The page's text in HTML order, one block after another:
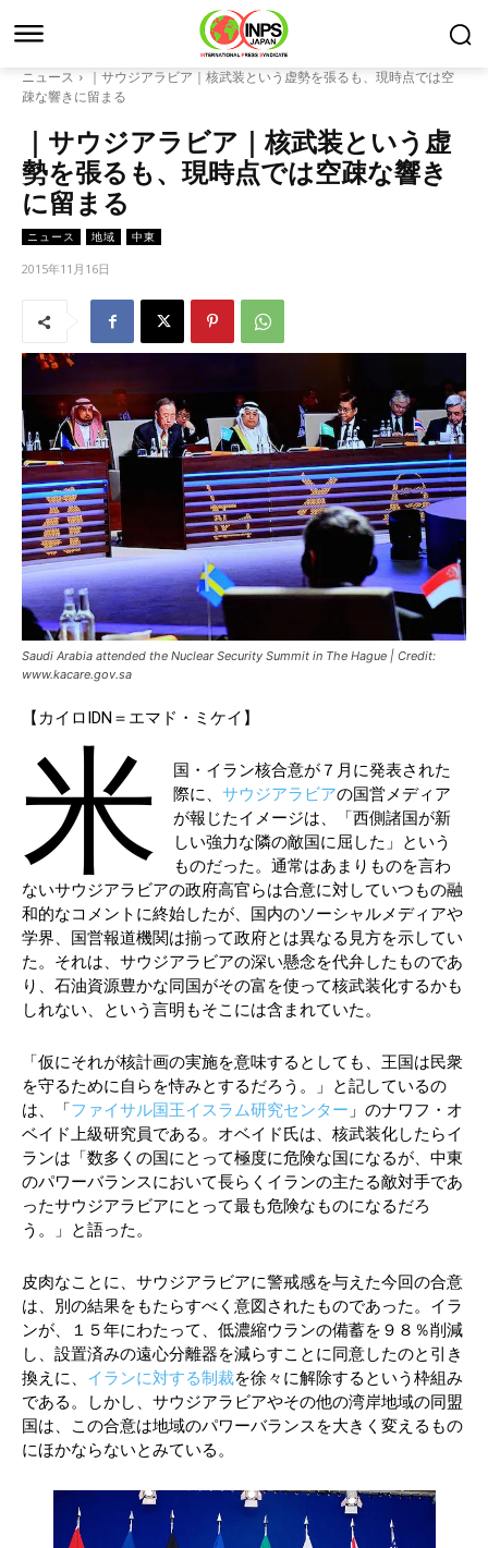
ニュース
｜サウジアラビア｜核武装という虚勢を張るも、現時点では空
疎な響きに留まる
｜サウジアラビア｜核武装という虚
勢を張るも、現時点では空疎な響き
に留まる
ニュース 地域 中東
2015年11月16日
Saudi Arabia attended the Nuclear Security Summit in The Hague | Credit:
www.kacare.gov.sa
【カイロIDN＝エマド・ミケイ】
米
国・イラン核合意が７月に発表された
際に、 サウジアラビアの国営メディア
が報じたイメージは、「西側諸国が新
しい強力な隣の敵国に屈した」という
ものだった。通常はあまりものを言わ
ないサウジアラビアの政府高官らは合意に対していつもの融
和的なコメントに終始したが、国内のソーシャルメディアや
学界、国営報道機関は揃って政府とは異なる見方を示してい
た。それは、サウジアラビアの深い懸念を代弁したものであ
り、石油資源豊かな同国がその富を使って核武装化するかも
しれない、という言明もそこには含まれていた。
「仮にそれが核計画の実施を意味するとしても、王国は民衆
を守るために自らを恃みとするだろう。」と記しているの
は、「ファイサル国王イスラム研究センター 」のナワフ・オ
ベイド上級研究員である。オベイド氏は、核武装化したらイ
ランは「数多くの国にとって極度に危険な国になるが、中東
のパワーバランスにおいて長らくイランの主たる敵対手であ
ったサウジアラビアにとって最も危険なものになるだろ
う。」と語った。
皮肉なことに、サウジアラビアに警戒感を与えた今回の合意
は、別の結果をもたらすべく意図されたものであった。イラ
ンが、１５年にわたって、低濃縮ウランの備蓄を９８％削減
し、設置済みの遠心分離器を減らすことに同意したのと引き
換えに、 イランに対する制裁を徐々に解除するという枠組み
である。しかし、サウジアラビアやその他の湾岸地域の同盟
国は、この合意は地域のパワーバランスを大きく変えるもの
にほかならないとみている。